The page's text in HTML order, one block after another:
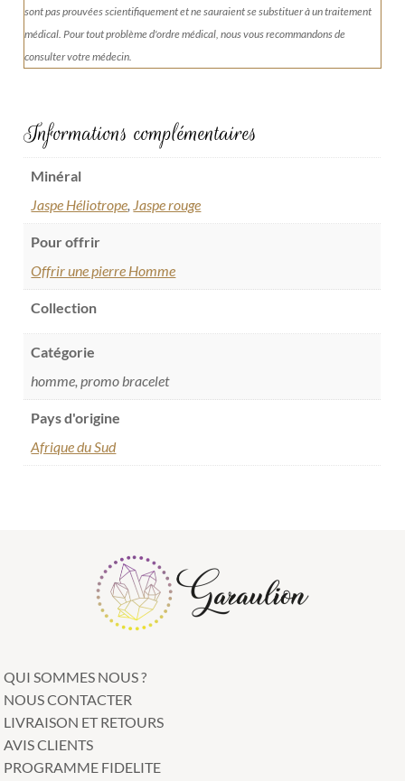
sont pas prouvées scientifiquement et ne sauraient se substituer à un traitement
médical. Pour tout problème d'ordre médical, nous vous recommandons de
consulter votre médecin.
Informations complémentaires
Minéral
Jaspe Héliotrope Jaspe rouge
Pour offrir
Offrir une pierre Homme
Collection
Catégorie
homme, promo bracelet
Pays d'origine
Afrique du Sud
QUI SOMMES NOUS ?
NOUS CONTACTER
LIVRAISON ET RETOURS
AVIS CLIENTS
PROGRAMME FIDELITE